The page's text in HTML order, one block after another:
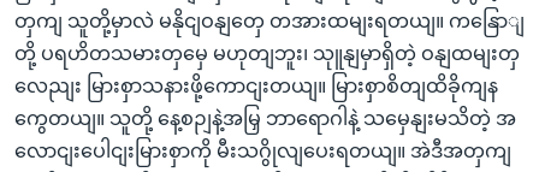
တှကျ သူတို့မှာလဲ မနိုငျဝနျတှေ တအားထမျးရတယျ။ ကနြောျ
တို့ ပရဟိတသမားတှမှေ မဟုတျဘူး၊ သုူနျမှာရှိတဲ့ ဝနျထမျးတှ
လေညျး မြားစှာသနားဖို့ကောငျးတယျ။ မြားစှာစိတျထိခိုကျန
ကွေတယျ။ သူတို့ နေ့စဉျနဲ့အမြှ ဘာရောဂါနဲ့ သမှေနျးမသိတဲ့ အ
လောငျးပေါငျးမြားစှာကို မီးသဂွိုလျပေးရတယျ။ အဲဒီအတှကျ